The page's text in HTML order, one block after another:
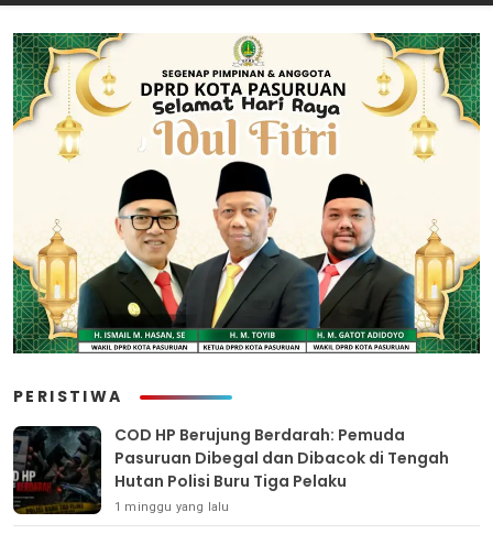
PERISTIWA
COD HP Berujung Berdarah: Pemuda
Pasuruan Dibegal dan Dibacok di Tengah
Hutan Polisi Buru Tiga Pelaku
1 minggu yang lalu